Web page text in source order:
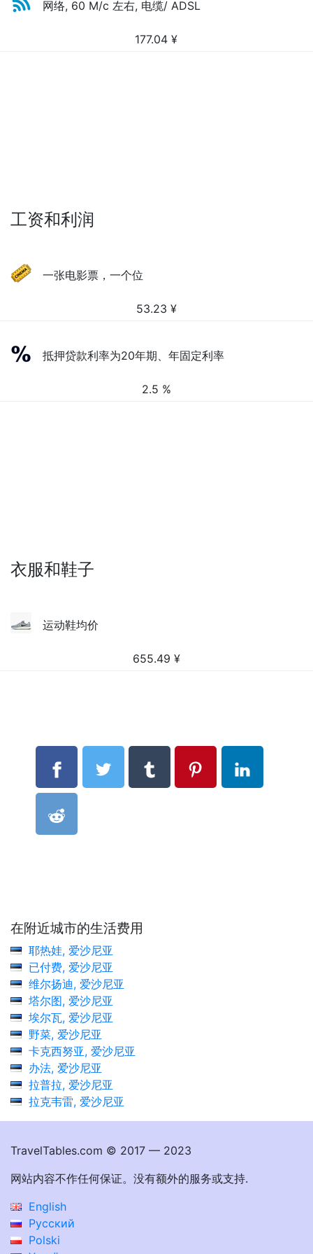
网络, 60 M/c 左右, 电缆/ ADSL
177.04 ¥
工资和利润
一张电影票，一个位
53.23 ¥
抵押贷款利率为20年期、年固定利率
2.5 %
衣服和鞋子
运动鞋均价
655.49 ¥
在附近城市的生活费用
耶热娃, 爱沙尼亚
已付费, 爱沙尼亚
维尔扬迪, 爱沙尼亚
塔尔图, 爱沙尼亚
埃尔瓦, 爱沙尼亚
野菜, 爱沙尼亚
卡克西努亚, 爱沙尼亚
办法, 爱沙尼亚
拉普拉, 爱沙尼亚
拉克韦雷, 爱沙尼亚
TravelTables.com © 2017 — 2023
网站内容不作任何保证。没有额外的服务或支持.
English
Русский
Polski